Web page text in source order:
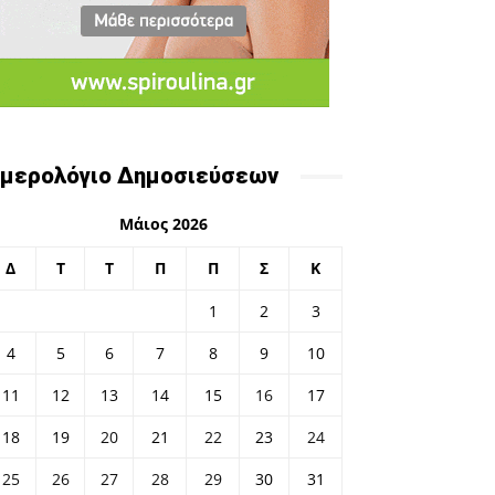
Δημοσιεύσεων
Μάιος 2026
Δ Τ Τ Π Π Σ Κ
1 2
3
4
5 6 7 8 9
10
11
12 13 14 15 16
17
18
19 20 21 22 23
24
25
26 27 28 29 30 31